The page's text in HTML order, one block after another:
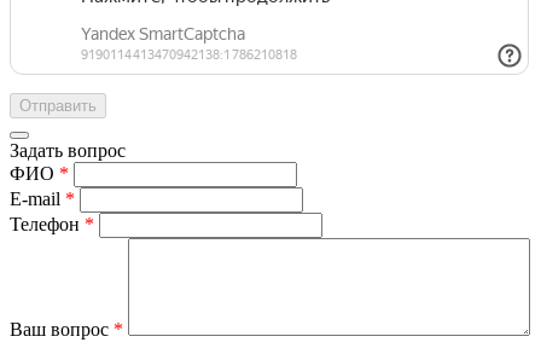
Задать вопрос
ФИО *
E-mail *
Телефон *
Ваш вопрос *